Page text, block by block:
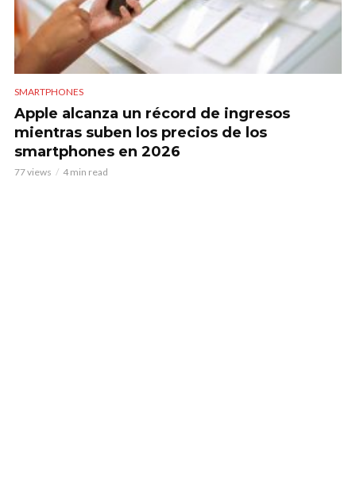
SMARTPHONES
Apple alcanza un récord de ingresos
mientras suben los precios de los
smartphones en 2026
77 views 4 min read